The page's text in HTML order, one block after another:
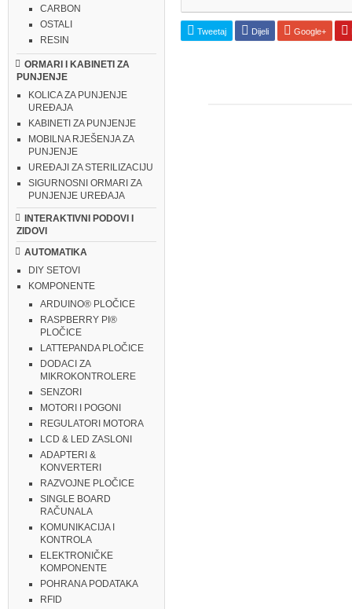
CARBON
OSTALI
RESIN
ORMARI I KABINETI ZA
PUNJENJE
KOLICA ZA PUNJENJE
UREĐAJA
KABINETI ZA PUNJENJE
MOBILNA RJEŠENJA ZA
PUNJENJE
UREĐAJI ZA STERILIZACIJU
SIGURNOSNI ORMARI ZA
PUNJENJE UREĐAJA
INTERAKTIVNI PODOVI I
ZIDOVI
AUTOMATIKA
DIY SETOVI
KOMPONENTE
ARDUINO® PLOČICE
RASPBERRY PI®
PLOČICE
LATTEPANDA PLOČICE
DODACI ZA
MIKROKONTROLERE
SENZORI
MOTORI I POGONI
REGULATORI MOTORA
LCD & LED ZASLONI
ADAPTERI &
KONVERTERI
RAZVOJNE PLOČICE
SINGLE BOARD
RAČUNALA
KOMUNIKACIJA I
KONTROLA
ELEKTRONIČKE
KOMPONENTE
POHRANA PODATAKA
RFID
Tweetaj Dijeli Google+